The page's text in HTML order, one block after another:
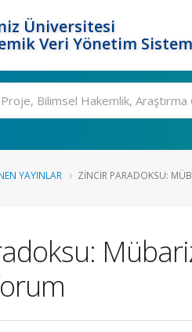
Üniversitesi
Veri Yönetim
YAYINLAR ZINCIR PARADOKSU: